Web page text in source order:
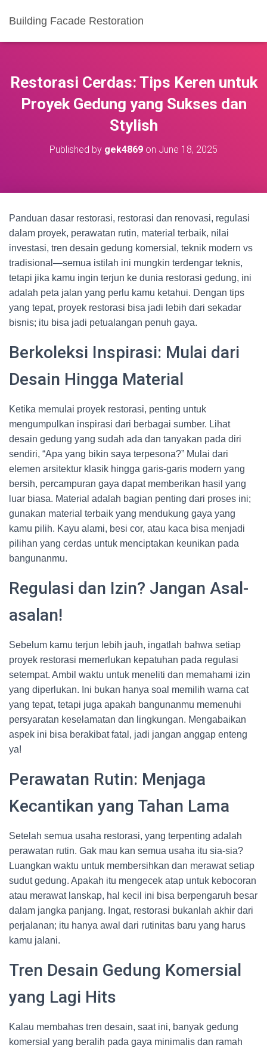
Building Facade Restoration
Restorasi Cerdas: Tips Keren untuk
Proyek Gedung yang Sukses dan
Stylish
Published by gek4869 on June 18, 2025
Panduan dasar restorasi, restorasi dan renovasi, regulasi
dalam proyek, perawatan rutin, material terbaik, nilai
investasi, tren desain gedung komersial, teknik modern vs
tradisional—semua istilah ini mungkin terdengar teknis,
tetapi jika kamu ingin terjun ke dunia restorasi gedung, ini
adalah peta jalan yang perlu kamu ketahui. Dengan tips
yang tepat, proyek restorasi bisa jadi lebih dari sekadar
bisnis; itu bisa jadi petualangan penuh gaya.
Berkoleksi Inspirasi: Mulai dari
Desain Hingga Material
Ketika memulai proyek restorasi, penting untuk
mengumpulkan inspirasi dari berbagai sumber. Lihat
desain gedung yang sudah ada dan tanyakan pada diri
sendiri, “Apa yang bikin saya terpesona?” Mulai dari
elemen arsitektur klasik hingga garis-garis modern yang
bersih, percampuran gaya dapat memberikan hasil yang
luar biasa. Material adalah bagian penting dari proses ini;
gunakan material terbaik yang mendukung gaya yang
kamu pilih. Kayu alami, besi cor, atau kaca bisa menjadi
pilihan yang cerdas untuk menciptakan keunikan pada
bangunanmu.
Regulasi dan Izin? Jangan Asal-
asalan!
Sebelum kamu terjun lebih jauh, ingatlah bahwa setiap
proyek restorasi memerlukan kepatuhan pada regulasi
setempat. Ambil waktu untuk meneliti dan memahami izin
yang diperlukan. Ini bukan hanya soal memilih warna cat
yang tepat, tetapi juga apakah bangunanmu memenuhi
persyaratan keselamatan dan lingkungan. Mengabaikan
aspek ini bisa berakibat fatal, jadi jangan anggap enteng
ya!
Perawatan Rutin: Menjaga
Kecantikan yang Tahan Lama
Setelah semua usaha restorasi, yang terpenting adalah
perawatan rutin. Gak mau kan semua usaha itu sia-sia?
Luangkan waktu untuk membersihkan dan merawat setiap
sudut gedung. Apakah itu mengecek atap untuk kebocoran
atau merawat lanskap, hal kecil ini bisa berpengaruh besar
dalam jangka panjang. Ingat, restorasi bukanlah akhir dari
perjalanan; itu hanya awal dari rutinitas baru yang harus
kamu jalani.
Tren Desain Gedung Komersial
yang Lagi Hits
Kalau membahas tren desain, saat ini, banyak gedung
komersial yang beralih pada gaya minimalis dan ramah